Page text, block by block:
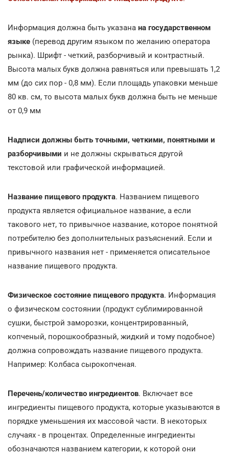
Информация должна быть указана на государственном
языке (перевод другим языком по желанию оператора
рынка). Шрифт - четкий, разборчивый и контрастный.
Высота малых букв должна равняться или превышать 1,2
мм (до сих пор - 0,8 мм). Если площадь упаковки меньше
80 кв. см, то высота малых букв должна быть не меньше
от 0,9 мм
Надписи должны быть точными, четкими, понятными и
разборчивыми и не должны скрываться другой
текстовой или графической информацией.
Название пищевого продукта. Названием пищевого
продукта является официальное название, а если
такового нет, то привычное название, которое понятной
потребителю без дополнительных разъяснений. Если и
привычного названия нет - применяется описательное
название пищевого продукта.
Физическое состояние пищевого продукта. Информация
о физическом состоянии (продукт сублимированной
сушки, быстрой заморозки, концентрированный,
копченый, порошкообразный, жидкий и тому подобное)
должна сопровождать название пищевого продукта.
Например: Колбаса сырокопченая.
Перечень/количество ингредиентов. Включает все
ингредиенты пищевого продукта, которые указываются в
порядке уменьшения их массовой части. В некоторых
случаях - в процентах. Определенные ингредиенты
обозначаются названием категории, к которой они